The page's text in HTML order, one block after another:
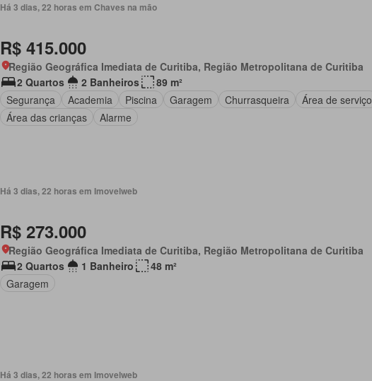
Há 3 dias, 22 horas em Chaves na mão
R$ 415.000
Região Geográfica Imediata de Curitiba, Região Metropolitana de Curitiba
2 Quartos
2 Banheiros
89 m²
Segurança
Academia Piscina Garagem Churrasqueira
Área de serviço
Área das crianças
Alarme
Há 3 dias, 22 horas em Imovelweb
R$ 273.000
Região Geográfica Imediata de Curitiba, Região Metropolitana de Curitiba
2 Quartos
1 Banheiro
48 m²
Garagem
Há 3 dias, 22 horas em Imovelweb